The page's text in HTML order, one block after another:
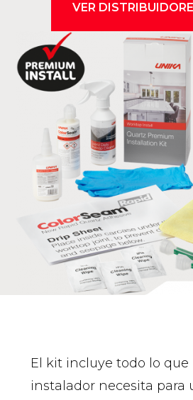
VER
El kit incluye todo lo que
instalador necesita para